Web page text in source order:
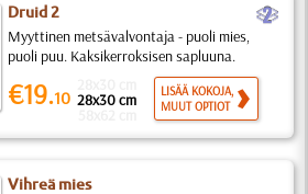
Druid 2 b
Myyttinen metsävalvontaja - puoli mies,
puoli puu. Kaksikerroksisen sapluuna.
€19.10 28x30 cm
LISÄÄ KOKOJA,
MUUT OPTIOT
Vihreä mies